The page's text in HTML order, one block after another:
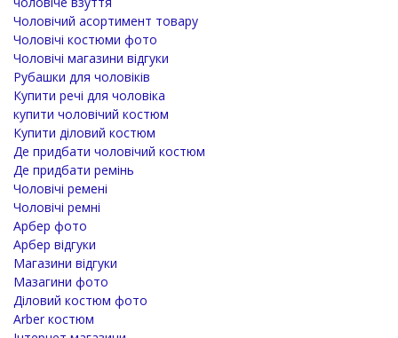
Чоловічий асортимент товару
Чоловічі костюми фото
Чоловічі магазини відгуки
Рубашки для чоловіків
Купити речі для чоловіка
купити чоловічий костюм
Купити діловий костюм
Де придбати чоловічий костюм
Де придбати ремінь
Чоловічі ремені
Чоловічі ремні
Арбер фото
Арбер відгуки
Магазини відгуки
Мазагини фото
Діловий костюм фото
Arber костюм